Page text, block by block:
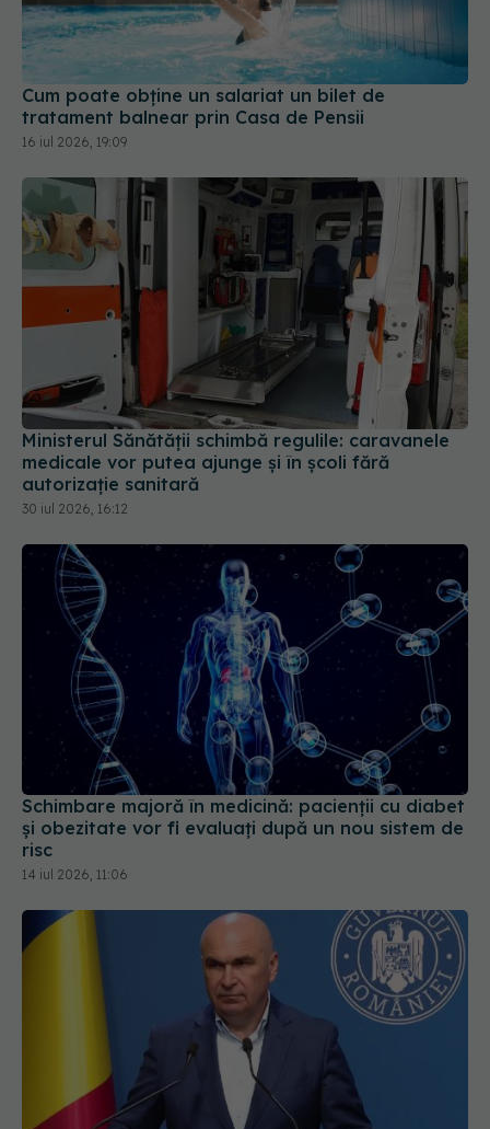
Cum poate obține un salariat un bilet de
tratament balnear prin Casa de Pensii
16 iul 2026, 19:09
Ministerul Sănătății schimbă regulile: caravanele
medicale vor putea ajunge și în școli fără
autorizație sanitară
30 iul 2026, 16:12
Schimbare majoră în medicină: pacienții cu diabet
și obezitate vor fi evaluați după un nou sistem de
risc
14 iul 2026, 11:06
Ilie Bolojan, anunț despre spitale în contextul